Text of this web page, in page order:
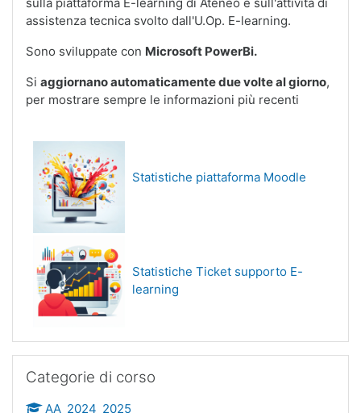
assistenza tecnica svolto dall'U.Op. E-learning.
Sono sviluppate con Microsoft PowerBi.
Si aggiornano automaticamente due volte al giorno,
per mostrare sempre le informazioni più recenti
Statistiche piattaforma Moodle
Statistiche Ticket supporto E-
learning
Categorie di corso
AA_2024_2025